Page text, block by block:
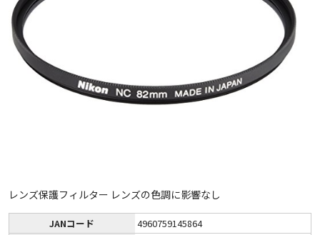
レンズ保護フィルター レンズの色調に影響なし
JANコード
4960759145864